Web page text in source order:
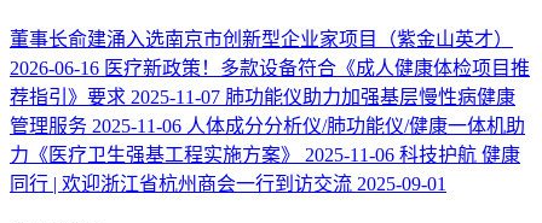
董事长俞建涌入选南京市创新型企业家项目（紫金山英才）
2026-06-16 医疗新政策！多款设备符合《成人健康体检项目推
荐指引》要求 2025-11-07 肺功能仪助力加强基层慢性病健康
管理服务 2025-11-06 人体成分分析仪/肺功能仪/健康一体机助
力《医疗卫生强基工程实施方案》
2025-11-06 科技护航 健康
同行 | 欢迎浙江省杭州商会一行到访交流 2025-09-01